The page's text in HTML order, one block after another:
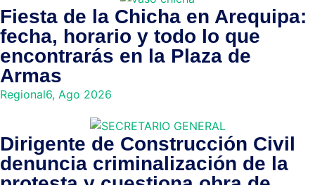
Fiesta de la Chicha en Arequipa:
fecha, horario y todo lo que
encontrarás en la Plaza de
Armas
Regional6, Ago 2026
Dirigente de Construcción Civil
denuncia criminalización de la